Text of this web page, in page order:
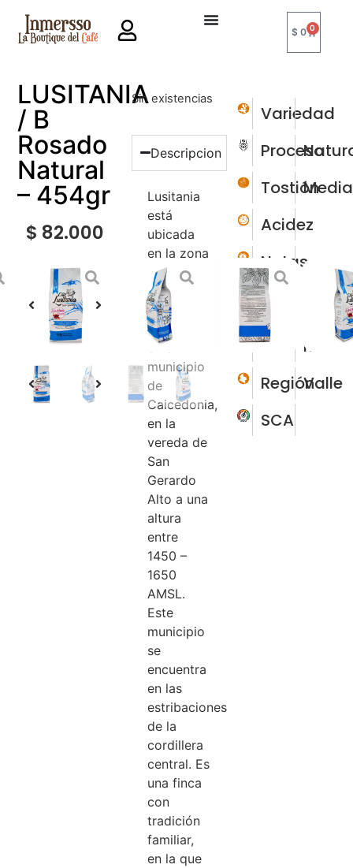
$0 0
LUSITANIA
/ B
Rosado
Natural
– 454gr
$ 82.000
Sin existencias
Descripcion
Lusitania
está
ubicada
en la zona
norte del
departamento
del Valle
del Cauca,
en el
municipio
de
Caicedonia,
en la
vereda de
San
Gerardo
Alto a una
altura
entre
1450 –
1650
AMSL.
Este
municipio
se
encuentra
en las
estribaciones
de la
cordillera
central. Es
una finca
con
tradición
familiar,
en la que
Variedad
Proceso
TostiónMedia
Acidez
Notas
Altura
1450
1650
msnm
RegiónValle
SCA